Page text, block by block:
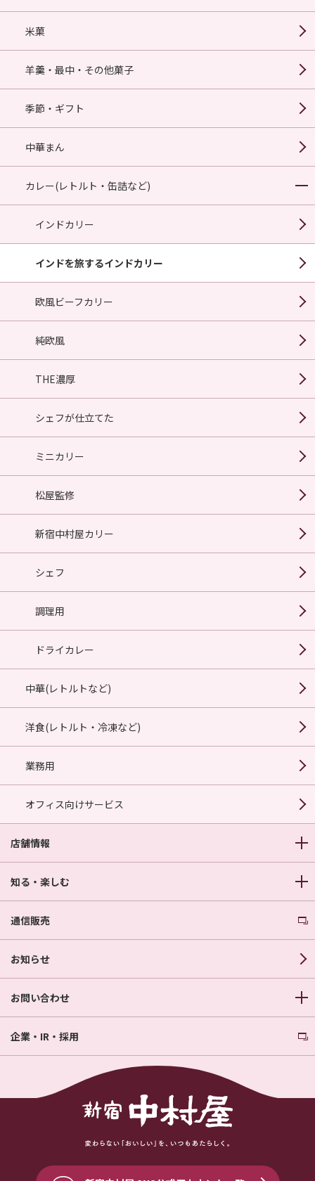
米菓
羊羹・最中・その他菓子
季節・ギフト
中華まん
カレー(レトルト・缶詰など)
インドカリー
インドを旅するインドカリー
欧風ビーフカリー
純欧風
THE濃厚
シェフが仕立てた
ミニカリー
松屋監修
新宿中村屋カリー
シェフ
調理用
ドライカレー
中華(レトルトなど)
洋食(レトルト・冷凍など)
業務用
オフィス向けサービス
店舗情報
知る・楽しむ
通信販売
お知らせ
お問い合わせ
企業・IR・採用